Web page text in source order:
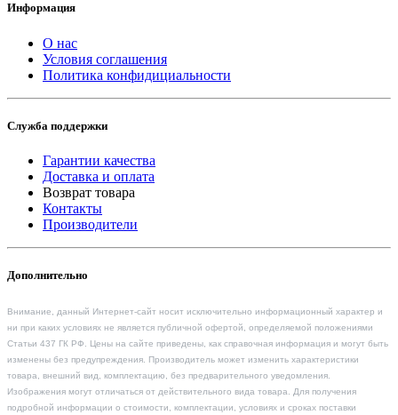
Информация
О нас
Условия соглашения
Политика конфидициальности
Служба поддержки
Гарантии качества
Доставка и оплата
Возврат товара
Контакты
Производители
Дополнительно
Внимание, данный Интернет-сайт носит исключительно информационный характер и
ни при каких условиях не является публичной офертой, определяемой положениями
Статьи 437 ГК РФ. Цены на сайте приведены, как справочная информация и могут быть
изменены без предупреждения. Производитель может изменить характеристики
товара, внешний вид, комплектацию, без предварительного уведомления.
Изображения могут отличаться от действительного вида товара. Для получения
подробной информации о стоимости, комплектации, условиях и сроках поставки